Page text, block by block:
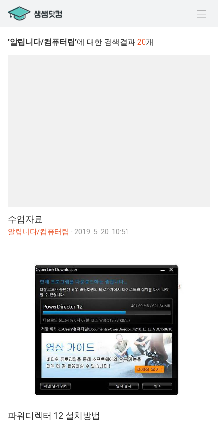
'알립니다/컴퓨터팁'에 대한 검색결과 20개
수업자료
알립니다/컴퓨터팁 · 2019. 5. 20. 10:51
파워디렉터 12 설치방법